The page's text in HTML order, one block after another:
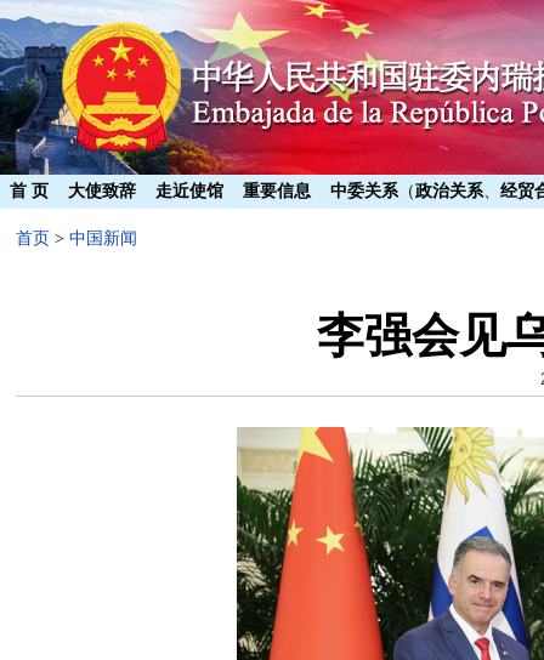
首 页 大使致辞 走近使馆 重要信息 中委关系（政治关系、 经贸
首页 > 中国新闻
李强会见